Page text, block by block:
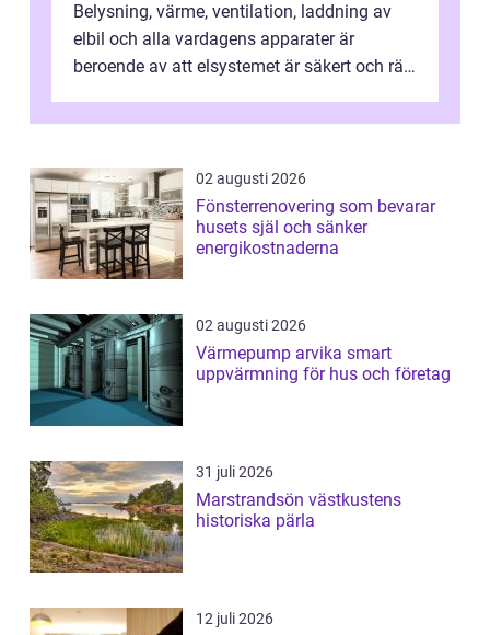
Belysning, värme, ventilation, laddning av
elbil och alla vardagens apparater är
beroende av att elsystemet är säkert och rätt
02 augusti 2026
Fönsterrenovering som bevarar
husets själ och sänker
energikostnaderna
02 augusti 2026
Värmepump arvika smart
uppvärmning för hus och företag
31 juli 2026
Marstrandsön västkustens
historiska pärla
12 juli 2026